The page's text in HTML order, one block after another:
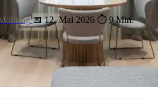
📅 12. Mai 2026 ⏱ 9 Min.